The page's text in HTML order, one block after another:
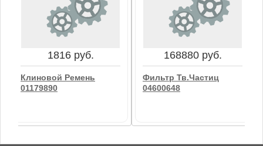
Топливный Насос
02111628
В корзину
Турбокомпрессор
4299701
В корзину
1816 руб.
Клиновой Ремень
01179890
168880 руб.
Фильтр Тв.Частиц
04600648